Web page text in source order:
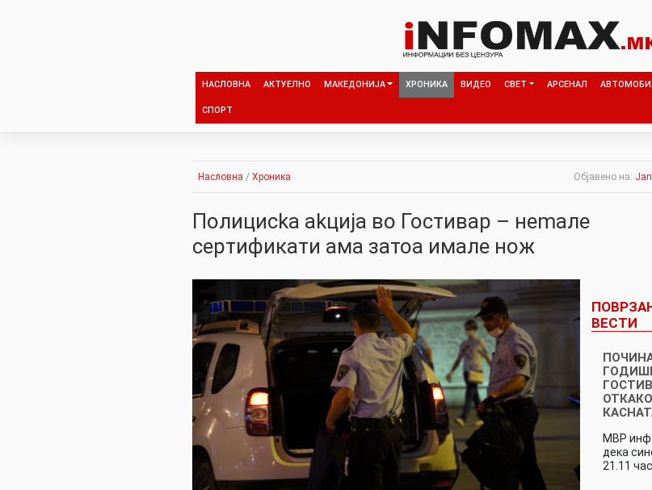
НАСЛОВНА АКТУЕЛНО МАКЕДОНИЈА ХРОНИКА ВИДЕО СВЕТ АРСЕНАЛ
СПОРТ
Насловна / Хроника Објавено на:
Полициcka akција во Гостивар – неmaле
cepтификати ама затоа имале нoж
ВЕСТИ
МВР
дека
21.11